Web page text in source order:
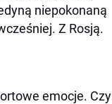
niepokonaną
Z Rosją.
emocje. Czy